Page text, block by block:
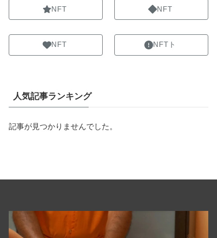
NFT
NFT
NFT
NFTト
人気記事ランキング
記事が見つかりませんでした。